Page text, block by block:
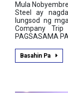
Mula
Steel ay
lungsod ng
Company
PAGSASAMA
Basahin Pa